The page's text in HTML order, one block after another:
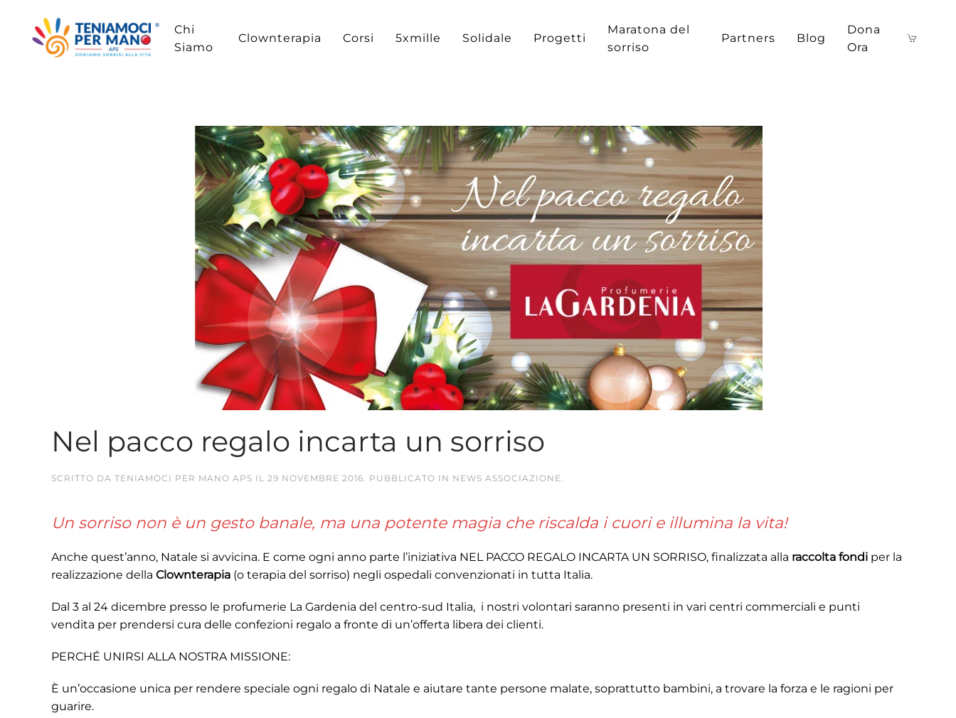
Passa
Chi
Siamo
Clownterapia Corsi 5xmille Solidale Progetti
Maratona del
sorriso
Partners Blog
Dona
Ora
Nel pacco regalo incarta un sorriso
SCRITTO DA TENIAMOCI PER MANO APS IL 29 NOVEMBRE 2016. PUBBLICATO IN NEWS ASSOCIAZIONE .
Un sorriso non è un gesto banale, ma una potente magia che riscalda i cuori e illumina la vita!
Anche quest’anno, Natale si avvicina. E come ogni anno parte l’iniziativa NEL PACCO REGALO INCARTA UN SORRISO, finalizzata alla raccolta fondi per la
realizzazione della Clownterapia (o terapia del sorriso) negli ospedali convenzionati in tutta Italia.
Dal 3 al 24 dicembre presso le profumerie La Gardenia del centro-sud Italia, i nostri volontari saranno presenti in vari centri commerciali e punti
vendita per prendersi cura delle confezioni regalo a fronte di un’offerta libera dei clienti.
PERCHÉ UNIRSI ALLA NOSTRA MISSIONE:
È un’occasione unica per rendere speciale ogni regalo di Natale e aiutare tante persone malate, soprattutto bambini, a trovare la forza e le ragioni per
guarire.